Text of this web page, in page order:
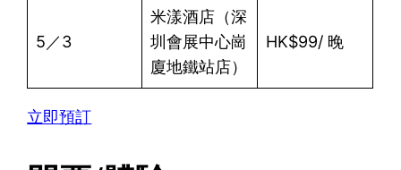
5／3
米漾酒店（深
圳會展中心崗
廈地鐵站店）
HK$99/ 晚
立即預訂